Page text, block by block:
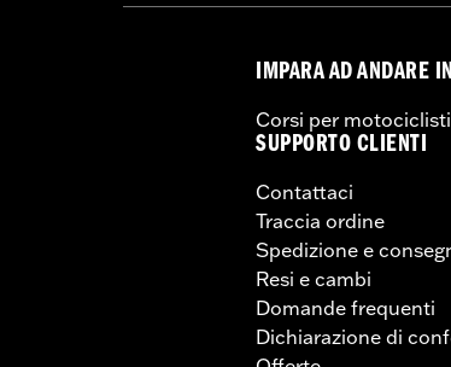
IMPARA AD ANDARE
Corsi per motociclisti
SUPPORTO CLIENTI
Contattaci
Traccia ordine
Spedizione e
Resi e cambi
Domande frequenti
Dichiarazione di